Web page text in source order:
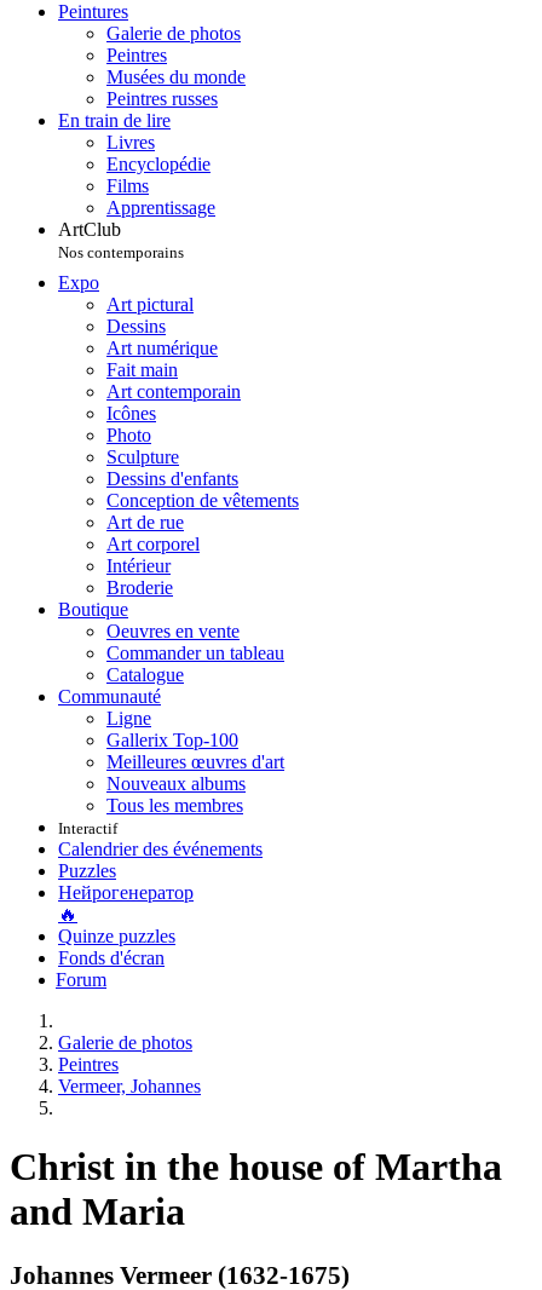
Peintures
Galerie de photos
Peintres
Musées du monde
Peintres russes
En train de lire
Livres
Encyclopédie
Films
Apprentissage
ArtClub
Nos contemporains
Expo
Art pictural
Dessins
Art numérique
Fait main
Art contemporain
Icônes
Photo
Sculpture
Dessins d'enfants
Conception de vêtements
Art de rue
Art corporel
Intérieur
Broderie
Boutique
Oeuvres en vente
Commander un tableau
Catalogue
Communauté
Ligne
Gallerix Top-100
Meilleures œuvres d'art
Nouveaux albums
Tous les membres
Interactif
Calendrier des événements
Puzzles
Нейрогенератор
🔥
Quinze puzzles
Fonds d'écran
Forum
Galerie de photos
Peintres
Vermeer, Johannes
Christ in the house of Martha
and Maria
Johannes Vermeer (1632-1675)